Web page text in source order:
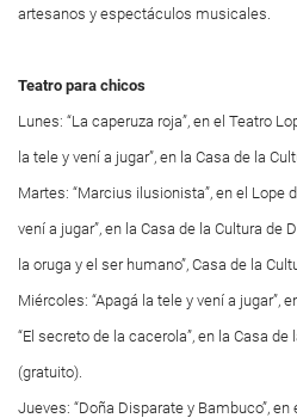
artesanos y espectáculos musicales.
Teatro para chicos
Lunes: “La caperuza roja”, en el Teatro
la tele y vení a jugar”, en la Casa de la
Martes: “Marcius ilusionista”, en el Lope
vení a jugar”, en la Casa de la Cultura de
la oruga y el ser humano”, Casa de la
Miércoles: “Apagá la tele y vení a jugar”,
“El secreto de la cacerola”, en la Casa
(gratuito).
Jueves: “Doña Disparate y Bambuco”, en